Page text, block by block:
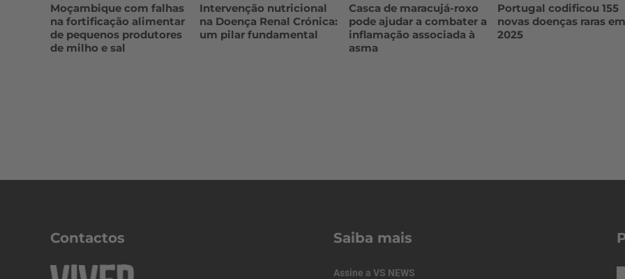
Moçambique com falhas
na fortificação alimentar
de pequenos produtores
de milho e sal
Intervenção nutricional
na Doença Renal Crónica:
um pilar fundamental
Casca de maracujá-roxo
pode ajudar a combater a
inflamação associada à
asma
Portugal codificou 155
novas doenças raras
2025
Contactos Saiba mais
Assine a VS NEWS